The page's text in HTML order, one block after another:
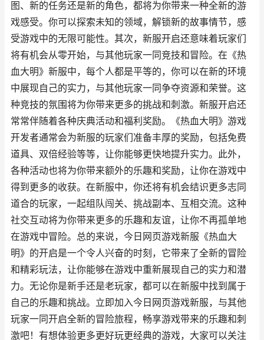
图、新的任务还是新的角色，都将为你带来一种全新的游
戏感受。你可以探索未知的领域，解锁新的故事情节，感
受游戏中的无限可能性。其次，新服开启还意味着玩家们
将有机会从零开始，与其他玩家一同竞技和冒险。在《热
血大明》新服中，每个人都是平等的，你可以在新的环境
中展现自己的实力，与其他玩家一同争夺资源和荣誉。这
种竞技的氛围将为你带来更多的挑战和刺激。新服开启还
常常伴随着各种庆典活动和福利奖励。《热血大明》游戏
开发者通常会为新服的玩家们准备丰厚的奖励，包括免费
道具、双倍经验等等，让你能够更快地提升实力。此外，
各种活动也将为你带来额外的乐趣和奖励，让你在游戏中
得到更多的收获。在新服中，你还将有机会结识更多志同
道合的玩家，一起组队闯关、挑战副本、互相交流。这种
社交互动将为你带来更多的乐趣和友谊，让你不再孤单地
在游戏中冒险。总的来说，今日网页游戏新服《热血大
明》的开启是一个令人兴奋的时刻，它带来了全新的冒险
和精彩玩法，让你能够在游戏中重新展现自己的实力和潜
力。无论你是新手还是老玩家，都可以在新服中找到属于
自己的乐趣和挑战。立即加入今日网页游戏新服，与其他
玩家一同开启全新的冒险旅程，畅享游戏带来的乐趣和刺
激吧！有想体验更多更好玩更经典的游戏，大家可以关注